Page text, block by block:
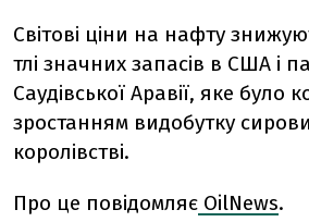
Світові ціни на нафту
тлі значних запасів в США і
Саудівської Аравії, яке було
зростанням видобутку
королівстві.
Про це повідомляє OilNews.